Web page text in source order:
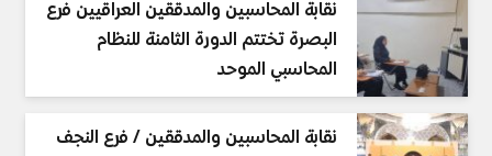
نقابة المحاسبين والمدققين العراقيين فرع
البصرة تختتم الدورة الثامنة للنظام
المحاسبي الموحد
نقابة المحاسبين والمدققين / فرع النجف